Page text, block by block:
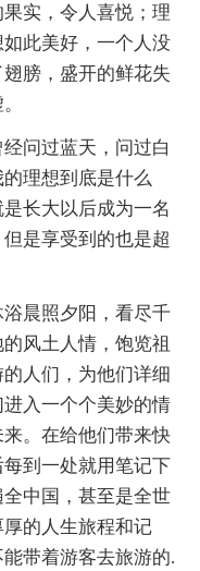
实，令人喜悦；理
此美好，一个人没
膀，盛开的鲜花失
问过蓝天，问过白
理想到底是什么
长大以后成为一名
是享受到的也是超
晨照夕阳，看尽千
风土人情，饱览祖
人们，为他们详细
入一个个美妙的情
。在给他们带来快
到一处就用笔记下
中国，甚至是全世
的人生旅程和记
带着游客去旅游的.